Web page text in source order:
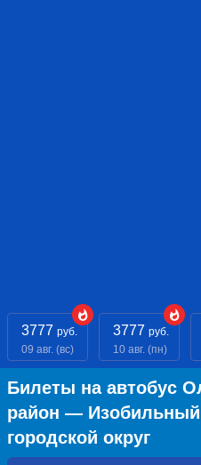
3777 руб.
09 авг. (вс)
3777 руб.
10 авг. (пн)
Билеты на автобус
район — Изобильный
городской округ